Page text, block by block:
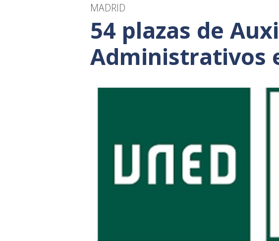
MADRID
54 plazas de
Administrativos